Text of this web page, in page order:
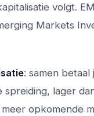
volgt.
Markets
: samen betaal
lager
opkomende